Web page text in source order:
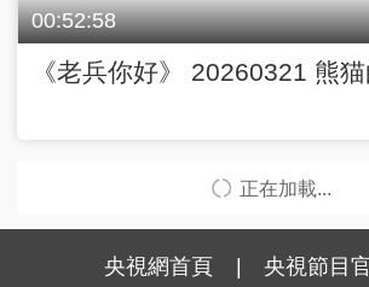
00:52:58
《老兵你好》 20260321 熊猫
正在加載...
央視網首頁 | 央視節目